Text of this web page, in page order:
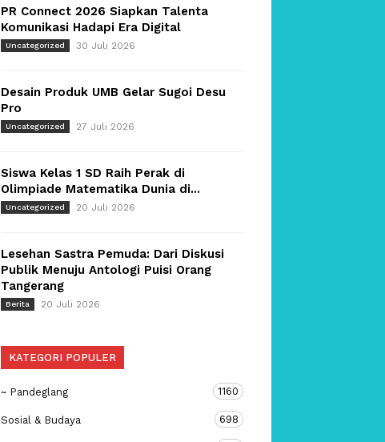
PR Connect 2026 Siapkan Talenta
Komunikasi Hadapi Era Digital
Uncategorized 30 Juli 2026
Desain Produk UMB Gelar Sugoi Desu
Pro
Uncategorized 27 Juli 2026
Siswa Kelas 1 SD Raih Perak di
Olimpiade Matematika Dunia di...
Uncategorized 20 Juli 2026
Lesehan Sastra Pemuda: Dari Diskusi
Publik Menuju Antologi Puisi Orang
Tangerang
Berita 20 Juli 2026
KATEGORI POPULER
~ Pandeglang 1160
Sosial & Budaya 698